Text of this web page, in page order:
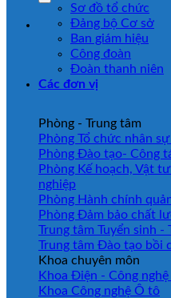
Sơ đồ tổ chức
Đảng bộ Cơ sở
Ban giám hiệu
Công đoàn
Đoàn thanh niên
Các đơn vị
Phòng - Trung tâm
Phòng Tổ chức nhân
Phòng Đào tạo- Công
Phòng Kế hoạch, Vật
nghiệp
Phòng Hành chính
Phòng Đảm bảo chất
Trung tâm Tuyển sinh
Trung tâm Đào tạo bồi
Khoa chuyên môn
Khoa Điện - Công
Khoa Công nghệ Ô tô